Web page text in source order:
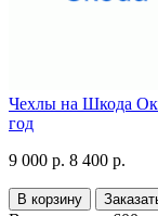
Чехлы на Шкода
год
9 000 р. 8 400 р.
В корзину